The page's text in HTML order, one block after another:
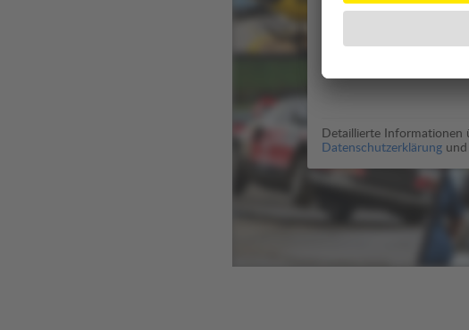
Zur Anzeige des
Für die Ausspielung
genutzt (
Detaillierte Informationen
Datenschutzerklärung